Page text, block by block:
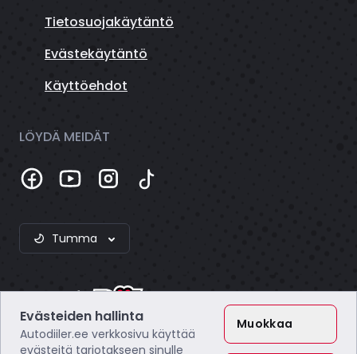
Tietosuojakäytäntö
Evästekäytäntö
Käyttöehdot
LÖYDÄ MEIDÄT
Tumma
Evästeiden hallinta
Autodiiler.ee verkkosivu käyttää
evästeitä tarjotakseen sinulle
Muokkaa